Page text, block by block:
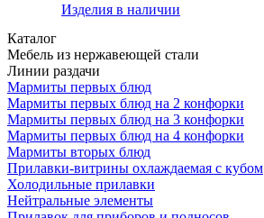
Изделия в наличии
Каталог
Мебель из нержавеющей стали
Линии раздачи
Мармиты первых блюд
Мармиты первых блюд на 2 конфорки
Мармиты первых блюд на 3 конфорки
Мармиты первых блюд на 4 конфорки
Мармиты вторых блюд
Прилавки-витрины охлаждаемая с кубом
Холодильные прилавки
Нейтральные элементы